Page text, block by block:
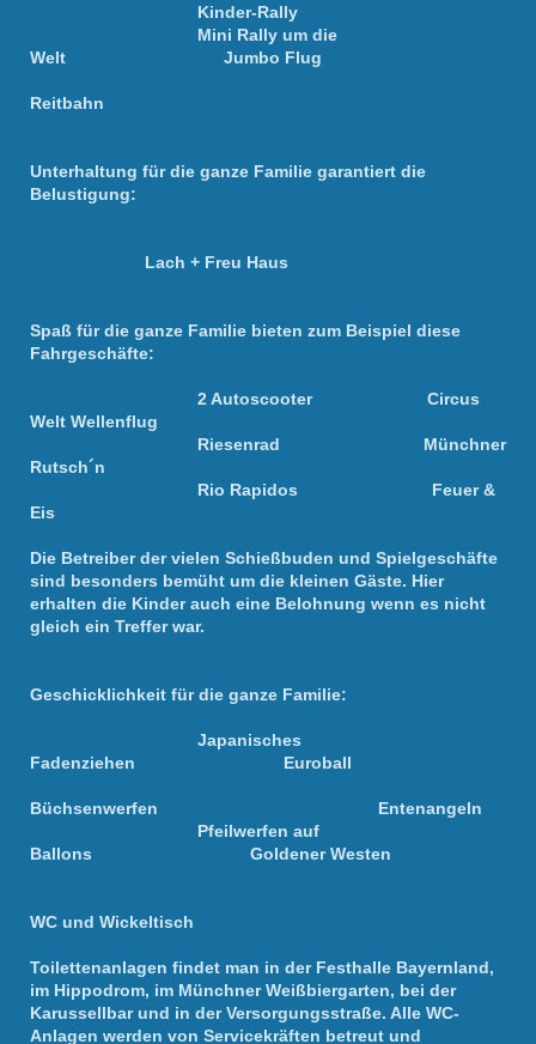
Kinder-Rally
Mini Rally um die
Welt Jumbo Flug
Reitbahn
Unterhaltung für die ganze Familie garantiert die
Belustigung:
Lach + Freu Haus
Spaß für die ganze Familie bieten zum Beispiel diese
Fahrgeschäfte:
2 Autoscooter Circus
Welt Wellenflug
Riesenrad Münchner
Rutsch´n
Rio Rapidos Feuer &
Eis
Die Betreiber der vielen Schießbuden und Spielgeschäfte
sind besonders bemüht um die kleinen Gäste. Hier
erhalten die Kinder auch eine Belohnung wenn es nicht
gleich ein Treffer war.
Geschicklichkeit für die ganze Familie:
Japanisches
Fadenziehen Euroball
Büchsenwerfen Entenangeln
Pfeilwerfen auf
Ballons Goldener Westen
WC und Wickeltisch
Toilettenanlagen findet man in der Festhalle Bayernland,
im Hippodrom, im Münchner Weißbiergarten, bei der
Karussellbar und in der Versorgungsstraße. Alle WC-
Anlagen werden von Servicekräften betreut und